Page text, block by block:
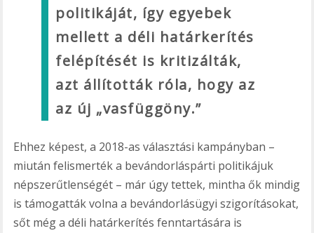
politikáját, így egyebek
mellett a déli határkerítés
felépítését is kritizálták,
azt állították róla, hogy az
az új „vasfüggöny.”
Ehhez képest, a 2018-as választási kampányban –
miután felismerték a bevándorláspárti politikájuk
népszerűtlenségét – már úgy tettek, mintha ők mindig
is támogatták volna a bevándorlásügyi szigorításokat,
sőt még a déli határkerítés fenntartására is